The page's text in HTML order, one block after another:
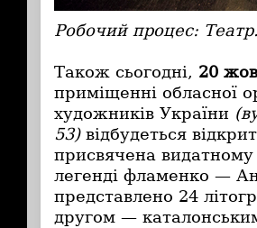
Робочий процес:
Також сьогодні, 20
приміщенні обласної
художників України
53) відбудеться
присвячена видатному
легенді фламенко —
представлено 24
другом —